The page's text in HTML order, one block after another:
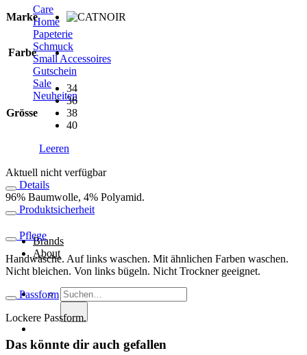
Care
Home
Papeterie
Schmuck
Small Accessoires
Gutschein
Sale
Neuheiten
Brands
About
Suche
nach:
Marke
Farbe
Grösse
34
36
38
40
Leeren
Aktuell nicht verfügbar
Details
96% Baumwolle, 4% Polyamid.
Produktsicherheit
Pflege
Handwäsche. Auf links waschen. Mit ähnlichen Farben waschen.
Nicht bleichen. Von links bügeln. Nicht Trockner geeignet.
Passform
Lockere Passform.
Das könnte dir auch gefallen